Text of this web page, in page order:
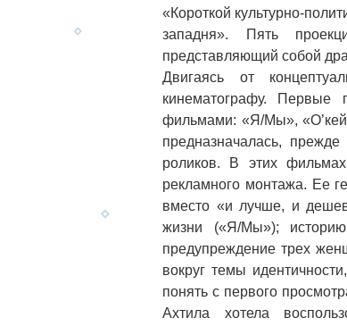
«Короткой культурно-
западня». Пять
представляющий собой
Двигаясь от
кинематографу. Первые
фильмами: «Я/Мы»,
предназначалась,
роликов. В этих
рекламного монтажа. Ее
вместо «и лучше, и
жизни («Я/Мы»);
предупреждение трех
вокруг темы
понять с первого
Ахтила хотела